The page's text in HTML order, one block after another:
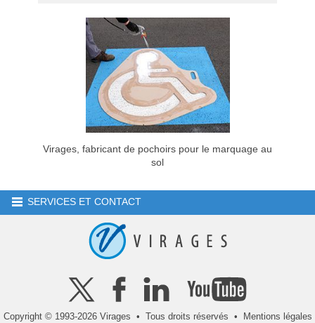
Virages, fabricant de pochoirs pour le marquage au
sol
SERVICES ET CONTACT
Copyright © 1993-2026 Virages • Tous droits réservés • Mentions légales